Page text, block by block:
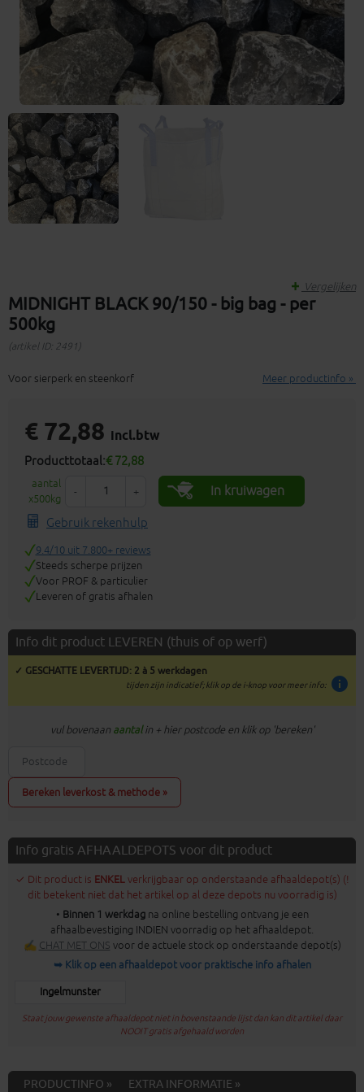
MIDNIGHT BLACK 90/150 - big bag - per
500kg
(artikel ID: 2491)
Vergelijken
Voor sierperk en steenkorf Meer productinfo »
€ 72,88 incl.btw
Producttotaal:€ 72,88
aantal
x500kg
- +
In kruiwagen
Gebruik rekenhulp
9.4/10 uit 7.800+ reviews
Steeds scherpe prijzen
Voor PROF & particulier
Leveren of gratis afhalen
Info dit product LEVEREN (thuis of op werf)
✓ GESCHATTE LEVERTIJD: 2 à 5 werkdagen
info
tijden zijn indicatief; klik op de i-knop voor meer info:
vul bovenaan aantalin + hier postcode en klik op 'bereken'
Bereken leverkost & methode »
Info gratis AFHAALDEPOTS voor dit product
✓ Dit product is ENKELverkrijgbaar op onderstaande afhaaldepot(s) (!
dit betekent niet dat het artikel op al deze depots nu voorradig is)
• Binnen 1 werkdagna online bestelling ontvang je een
afhaalbevestiging INDIEN voorradig op het afhaaldepot.
✍ CHAT MET ONS voor de actuele stock op onderstaande depot(s)
➥ Klik op een afhaaldepot voor praktische info afhalen
Ingelmunster
Staat jouw gewenste afhaaldepot niet in bovenstaande lijst dan kan dit artikel daar
NOOIT gratis afgehaald worden
PRODUCTINFO »
EXTRA INFORMATIE »